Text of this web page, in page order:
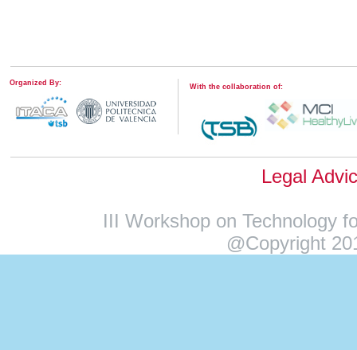
Organized By: With the collaboration of:
Legal
III Workshop on Technology
@Copyright